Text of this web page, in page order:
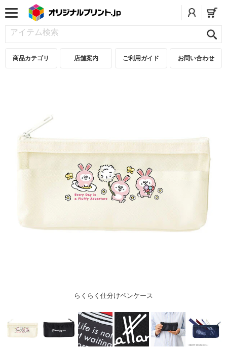
商品カテゴリ 店舗案内 ご利用ガイド お問い合わせ
らくらく仕分けペンケース